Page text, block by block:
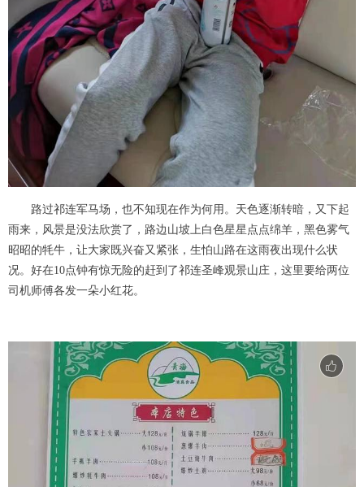
路过祁连军马场，也不知现在作为何用。天色逐渐转暗，又下起
雨来，风景是没法欣赏了，路边山坡上白色星星点点绵羊，黑色雾气
昭昭的牦牛，让大家既兴奋又紧张，生怕山路在这雨夜出现什么状
况。好在10点钟有惊无险的赶到了祁连圣峰观景山庄，这里要给两位
司机师傅各发一朵小红花。